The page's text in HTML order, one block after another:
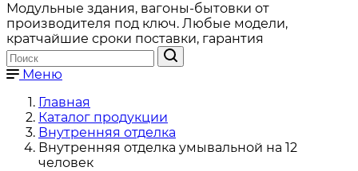
Модульные здания, вагоны-бытовки от
производителя под ключ. Любые модели,
кратчайшие сроки поставки, гарантия
Меню
Главная
Каталог продукции
Внутренняя отделка
Внутренняя отделка умывальной на 12
человек